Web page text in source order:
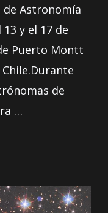
de Astronomía
13 y el 17 de
Puerto Montt
de
…